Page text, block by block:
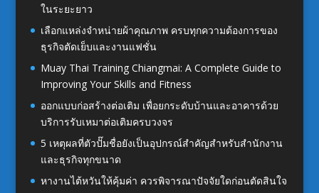
ในระยะยาว
เลือกแหล่งจำหน่ายผ้าคุณภาพ ครบทุกความต้องการของ
ธุรกิจตัดเย็บและงานแฟชั่น
Muay Thai Training Chiangmai: A Complete Guide to
Improving Your Skills and Fitness
ออกแบบก่อสร้างต่อเติม เพื่อยกระดับบ้านและอาคารด้วย
บริการรับเหมาต่อเติมครบวงจร
5 เหตุผลที่ตัวปั๊มชื่อยังเป็นอุปกรณ์สำคัญสำหรับสำนักงาน
และธุรกิจทุกขนาด
หางานไต้หวันให้คุ้มค่า ควรพิจารณาปัจจัยใดก่อนตัดสินใจ